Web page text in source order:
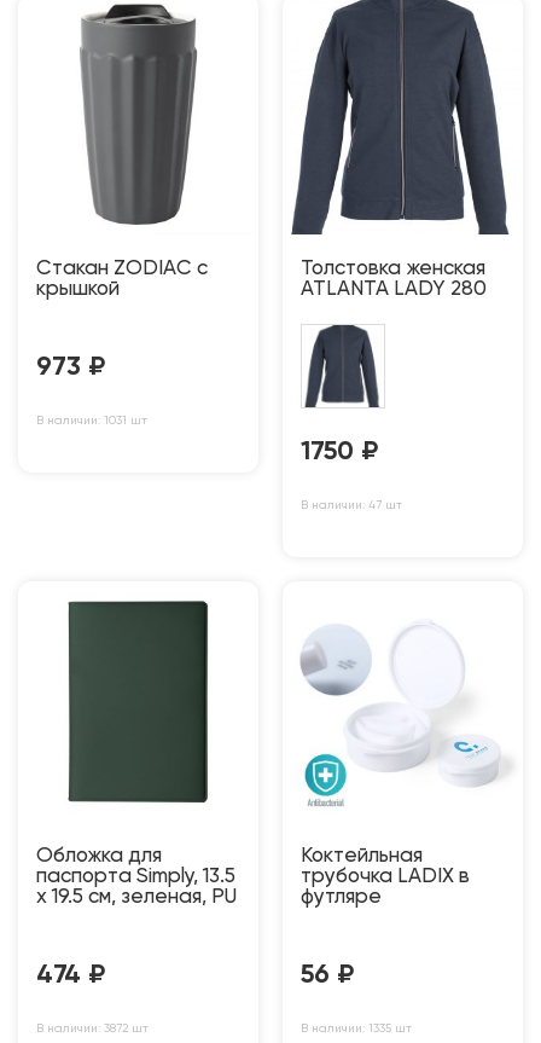
Стакан ZODIAC с
крышкой
973 ₽
В наличии: 1031 шт
Толстовка женская
ATLANTA LADY 280
1750 ₽
В наличии: 47 шт
Обложка для
паспорта Simply, 13.5
х 19.5 см, зеленая, PU
474 ₽
В наличии: 3872 шт
Коктейльная
трубочка LADIX в
футляре
56 ₽
В наличии: 1335 шт